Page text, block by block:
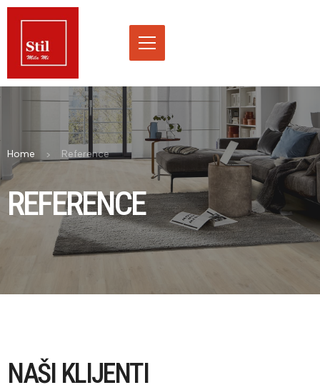
Home Reference
REFERENCE
NAŠI KLIJENTI